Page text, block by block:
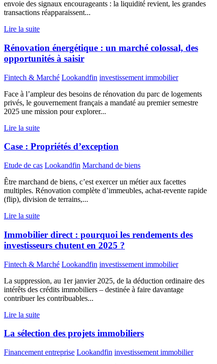
envoie des signaux encourageants : la liquidité revient, les grandes
transactions réapparaissent...
Lire la suite
Rénovation énergétique : un marché colossal, des
opportunités à saisir
Fintech & Marché Lookandfin investissement immobilier
Face à l’ampleur des besoins de rénovation du parc de logements
privés, le gouvernement français a mandaté au premier semestre
2025 une mission pour explorer...
Lire la suite
Case : Propriétés d’exception
Etude de cas Lookandfin Marchand de biens
Être marchand de biens, c’est exercer un métier aux facettes
multiples. Rénovation complète d’immeubles, achat-revente rapide
(flip), division de terrains,...
Lire la suite
Immobilier direct : pourquoi les rendements des
investisseurs chutent en 2025 ?
Fintech & Marché Lookandfin investissement immobilier
La suppression, au 1er janvier 2025, de la déduction ordinaire des
intérêts des crédits immobiliers – destinée à faire davantage
contribuer les contribuables...
Lire la suite
La sélection des projets immobiliers
Financement entreprise Lookandfin investissement immobilier